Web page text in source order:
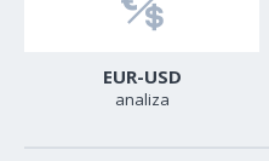
EUR-USD
analiza